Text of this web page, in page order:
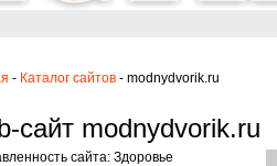
- Каталог сайтов - modnydvorik.ru
сайт modnydvorik.ru
сайта: Здоровье